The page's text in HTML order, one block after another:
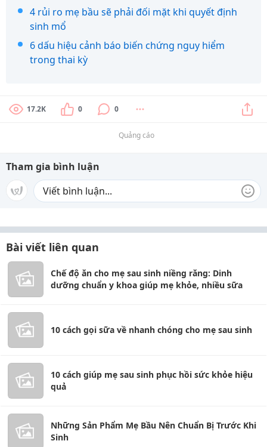
4 rủi ro mẹ bầu sẽ phải đối mặt khi quyết định
sinh mổ
6 dấu hiệu cảnh báo biến chứng nguy hiểm
trong thai kỳ
17.2K 0 0
Quảng cáo
Tham gia bình luận
Bài viết liên quan
Chế độ ăn cho mẹ sau sinh niềng răng: Dinh
dưỡng chuẩn y khoa giúp mẹ khỏe, nhiều sữa
10 cách gọi sữa về nhanh chóng cho mẹ sau sinh
10 cách giúp mẹ sau sinh phục hồi sức khỏe hiệu
quả
Những Sản Phẩm Mẹ Bầu Nên Chuẩn Bị Trước Khi
Sinh